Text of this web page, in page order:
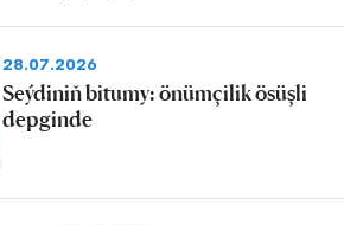
28.07.2026
Seýdiniň bitumy: önümçilik ösüşli
depginde